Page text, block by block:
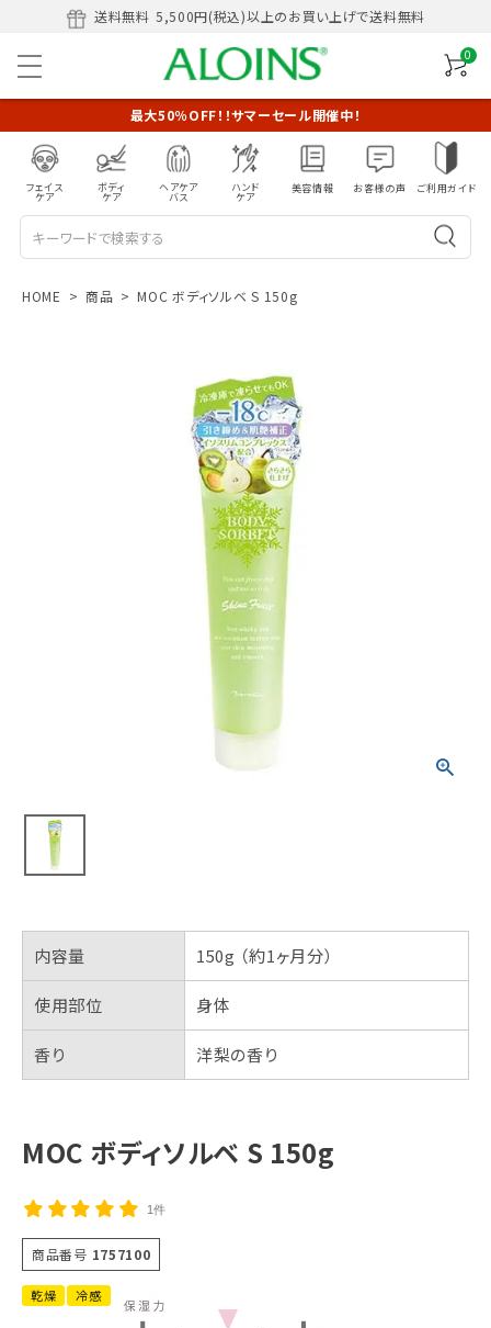
送料無料 5,500円(税込)以上のお買い上げで送料無料
0
最大50％OFF！！サマーセール開催中！
フェイス
ケア
ボディ
ケア
ヘアケア
バス
ハンド
ケア
美容情報 お客様の声 ご利用ガイド
HOME 商品 MOC ボディソルベ S 150g
内容量 150g （約1ヶ月分）
使用部位 身体
香り 洋梨の香り
MOC ボディソルベ S 150g
1件
商品番号 1757100
乾燥 冷感